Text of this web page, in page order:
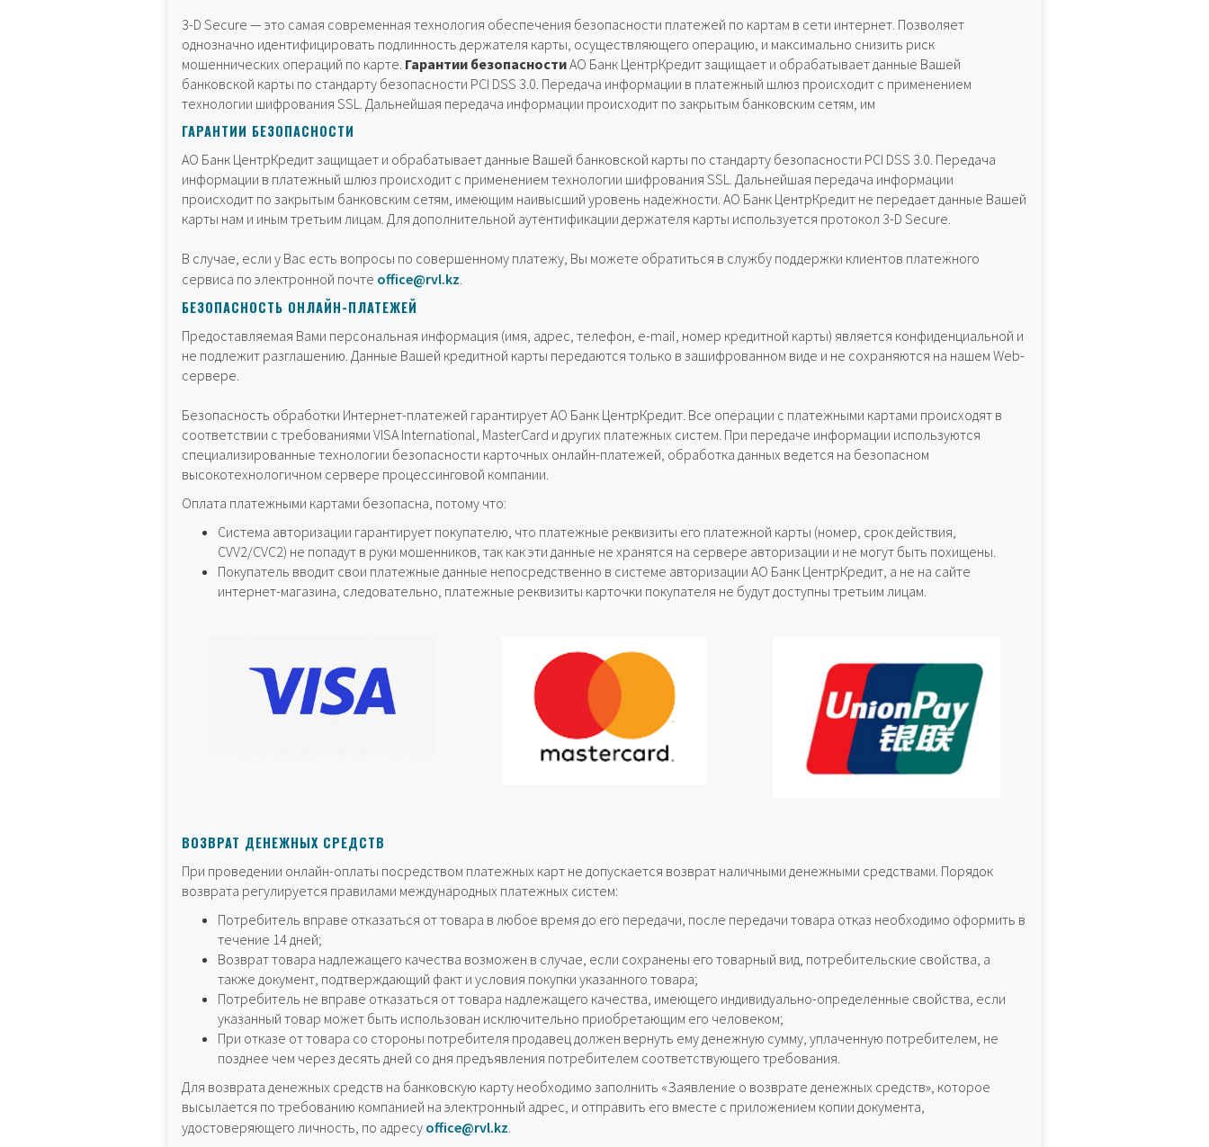
3-D Secure — это самая современная технология обеспечения безопасности платежей по картам в сети интернет. Позволяет
однозначно идентифицировать подлинность держателя карты, осуществляющего операцию, и максимально снизить риск
мошеннических операций по карте. Гарантии безопасностиАО Банк ЦентрКредит защищает и обрабатывает данные Вашей
банковской карты по стандарту безопасности PCI DSS 3.0. Передача информации в платежный шлюз происходит с применением
технологии шифрования SSL. Дальнейшая передача информации происходит по закрытым банковским сетям, им
ГАРАНТИИ БЕЗОПАСНОСТИ
АО Банк ЦентрКредит защищает и обрабатывает данные Вашей банковской карты по стандарту безопасности PCI DSS 3.0. Передача
информации в платежный шлюз происходит с применением технологии шифрования SSL. Дальнейшая передача информации
происходит по закрытым банковским сетям, имеющим наивысший уровень надежности. АО Банк ЦентрКредит не передает данные Вашей
карты нам и иным третьим лицам. Для дополнительной аутентификации держателя карты используется протокол 3-D Secure.
В случае, если у Вас есть вопросы по совершенному платежу, Вы можете обратиться в службу поддержки клиентов платежного
сервиса по электронной почте office@rvl.kz.
БЕЗОПАСНОСТЬ ОНЛАЙН-ПЛАТЕЖЕЙ
Предоставляемая Вами персональная информация (имя, адрес, телефон, e-mail, номер кредитной карты) является конфиденциальной и
не подлежит разглашению. Данные Вашей кредитной карты передаются только в зашифрованном виде и не сохраняются на нашем Web-
сервере.
Безопасность обработки Интернет-платежей гарантирует АО Банк ЦентрКредит. Все операции с платежными картами происходят в
соответствии с требованиями VISA International, MasterCard и других платежных систем. При передаче информации используются
специализированные технологии безопасности карточных онлайн-платежей, обработка данных ведется на безопасном
высокотехнологичном сервере процессинговой компании.
Оплата платежными картами безопасна, потому что:
Система авторизации гарантирует покупателю, что платежные реквизиты его платежной карты (номер, срок действия,
CVV2/CVC2) не попадут в руки мошенников, так как эти данные не хранятся на сервере авторизации и не могут быть похищены.
Покупатель вводит свои платежные данные непосредственно в системе авторизации АО Банк ЦентрКредит, а не на сайте
интернет-магазина, следовательно, платежные реквизиты карточки покупателя не будут доступны третьим лицам.
ВОЗВРАТ ДЕНЕЖНЫХ СРЕДСТВ
При проведении онлайн-оплаты посредством платежных карт не допускается возврат наличными денежными средствами. Порядок
возврата регулируется правилами международных платежных систем:
Потребитель вправе отказаться от товара в любое время до его передачи, после передачи товара отказ необходимо оформить в
течение 14 дней;
Возврат товара надлежащего качества возможен в случае, если сохранены его товарный вид, потребительские свойства, а
также документ, подтверждающий факт и условия покупки указанного товара;
Потребитель не вправе отказаться от товара надлежащего качества, имеющего индивидуально-определенные свойства, если
указанный товар может быть использован исключительно приобретающим его человеком;
При отказе от товара со стороны потребителя продавец должен вернуть ему денежную сумму, уплаченную потребителем, не
позднее чем через десять дней со дня предъявления потребителем соответствующего требования.
Для возврата денежных средств на банковскую карту необходимо заполнить «Заявление о возврате денежных средств», которое
высылается по требованию компанией на электронный адрес, и отправить его вместе с приложением копии документа,
удостоверяющего личность, по адресу office@rvl.kz.